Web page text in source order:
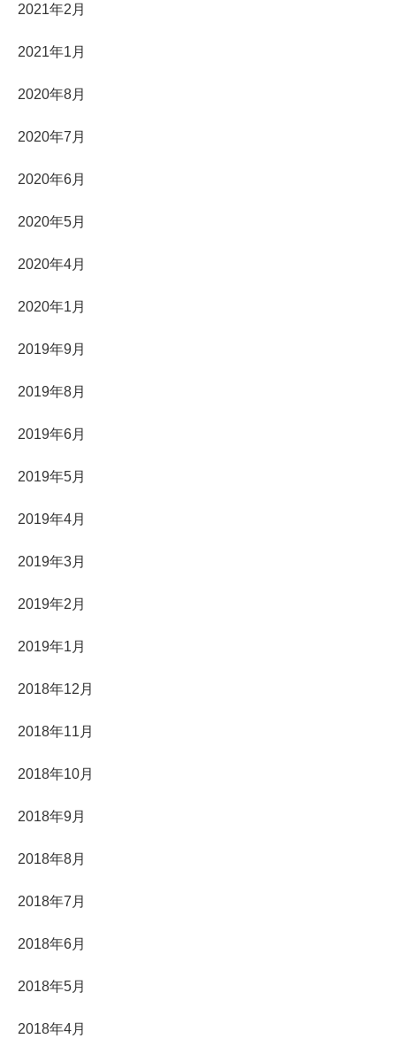
2021年2月
2021年1月
2020年8月
2020年7月
2020年6月
2020年5月
2020年4月
2020年1月
2019年9月
2019年8月
2019年6月
2019年5月
2019年4月
2019年3月
2019年2月
2019年1月
2018年12月
2018年11月
2018年10月
2018年9月
2018年8月
2018年7月
2018年6月
2018年5月
2018年4月